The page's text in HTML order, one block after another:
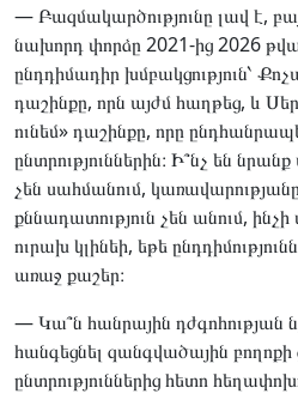
— Բազմակարծությունը լավ է,
նախորդ փորձը 2021-ից 2026
ընդդիմադիր խմբակցություն՝
դաշինքը, որն այժմ հաղթեց, և
ունեմ» դաշինքը, որը
ընտրություններին։ Ի՞նչ են
չեն սահմանում,
քննադատություն չեն անում, ինչի
ուրախ կլինեի, եթե
առաջ քաշեր։
— Կա՞ն հանրային դժգոհության
հանգեցնել զանգվածային բողոքի
ընտրություններից հետո